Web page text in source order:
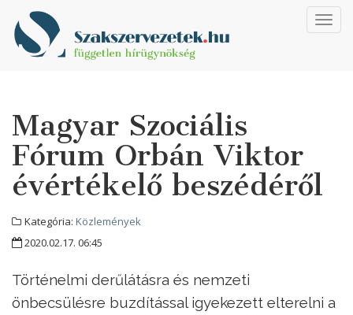
Magyar Szociális
Fórum Orbán Viktor
évértékelő beszédéről
Kategória: Közlemények
2020.02.17. 06:45
Történelmi derűlátásra és nemzeti
önbecsülésre buzdítással igyekezett elterelni a